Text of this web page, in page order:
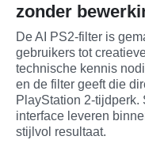
zonder
De AI PS2-filter is
gebruikers tot
technische kennis
en de filter geeft die
PlayStation 2-tijdperk.
interface leveren
stijlvol resultaat.